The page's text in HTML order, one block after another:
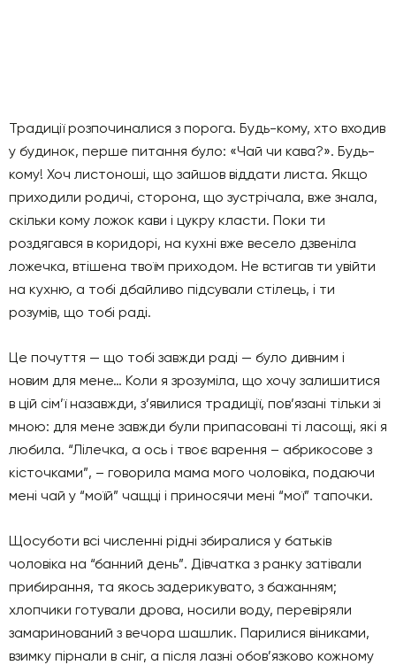
Традиції розпочиналися з порога. Будь-кому, хто входив
у будинок, перше питання було: «Чай чи кава?». Будь-
кому! Хоч листоноші, що зайшов віддати листа. Якщо
приходили родичі, сторона, що зустрічала, вже знала,
скільки кому ложок кави і цукру класти. Поки ти
роздягався в коридорі, на кухні вже весело дзвеніла
ложечка, втішена твоїм приходом. Не встигав ти увійти
на кухню, а тобі дбайливо підсували стілець, і ти
розумів, що тобі раді.
Це почуття — що тобі завжди раді — було дивним і
новим для мене… Коли я зрозуміла, що хочу залишитися
в цій сім’ї назавжди, з’явилися традиції, пов’язані тільки зі
мною: для мене завжди були припасовані ті ласощі, які я
любила. “Лілечка, а ось і твоє варення – абрикосове з
кісточками”, – говорила мама мого чоловіка, подаючи
мені чай у “моїй” чащці і приносячи мені “мої” тапочки.
Щосуботи всі численні рідні збиралися у батьків
чоловіка на “банний день”. Дівчатка з ранку затівали
прибирання, та якось задерикувато, з бажанням;
хлопчики готували дрова, носили воду, перевіряли
замаринований з вечора шашлик. Парилися віниками,
взимку пірнали в сніг, а після лазні обов’язково кожному